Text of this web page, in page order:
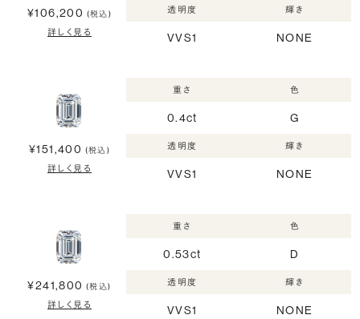
¥106,200 (税込)
詳しく見る
透明度
VVS1
輝き
NONE
¥151,400 (税込)
詳しく見る
重さ
0.4ct
色
G
透明度
VVS1
輝き
NONE
¥241,800 (税込)
詳しく見る
重さ
0.53ct
色
D
透明度
VVS1
輝き
NONE